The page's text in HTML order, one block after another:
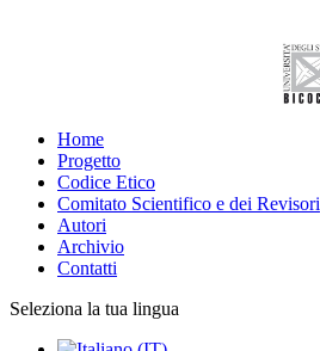
Home
Progetto
Codice Etico
Comitato Scientifico e dei Revisori
Autori
Archivio
Contatti
Seleziona la tua lingua